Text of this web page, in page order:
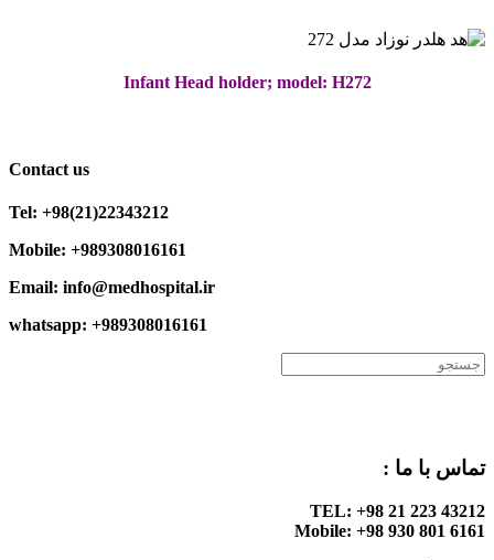
Infant Head holder; model: H272
Contact us
Tel: +98(21)22343212
Mobile: +989308016161
Email: info@medhospital.ir
whatsapp: +989308016161
تماس با ما :
TEL: +98 21 223 43212
Mobile: +98 930 801 6161